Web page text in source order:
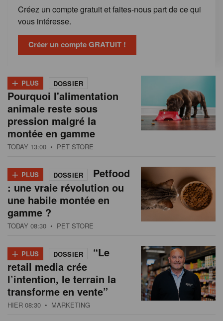
Créez un compte gratuit et faites-nous part de ce qui
vous intéresse.
Créer un compte GRATUIT !
+ PLUS DOSSIER
Pourquoi l'alimentation
animale reste sous
pression malgré la
montée en gamme
TODAY 13:00 • PET STORE
+ PLUS DOSSIER
Petfood
: une vraie révolution ou
une habile montée en
gamme ?
TODAY 08:30 • PET STORE
+ PLUS DOSSIER
“Le
retail media crée
l’intention, le terrain la
transforme en vente”
HIER 08:30 • MARKETING